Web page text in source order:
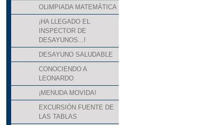
OLIMPIADA MATEMÁTICA
¡HA LLEGADO EL
INSPECTOR DE
DESAYUNOS...!
DESAYUNO SALUDABLE
CONOCIENDO A
LEONARDO
¡MENUDA MOVIDA!
EXCURSIÓN FUENTE DE
LAS TABLAS